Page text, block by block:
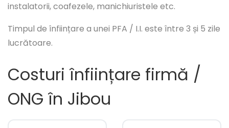
instalatorii, coafezele, manichiuristele etc.
Timpul de înființare a unei PFA / I.I. este între 3 și 5 zile
lucrătoare.
Costuri înființare firmă /
ONG în Jibou